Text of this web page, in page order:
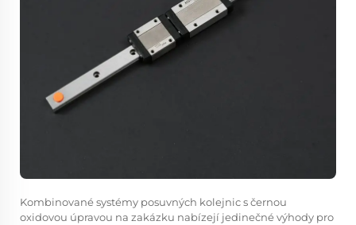
Kombinované systémy posuvných kolejnic s černou
oxidovou úpravou na zakázku nabízejí jedinečné výhody pro